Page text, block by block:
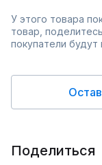
У этого товара
товар,
покупатели
Поделиться